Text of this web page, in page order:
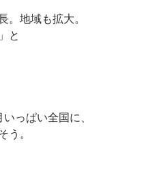
。地域も拡大。
と
っぱい全国に、
う。